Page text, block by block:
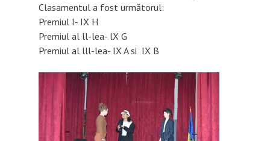
Clasamentul a fost următorul:
Premiul I- IX H
Premiul al ll-lea- lX G
Premiul al lll-lea- IX A si IX B